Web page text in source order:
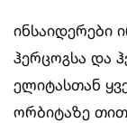
ინსაიდერები
ჰერცოგსა და
ელიტასთან
ორბიტაზე